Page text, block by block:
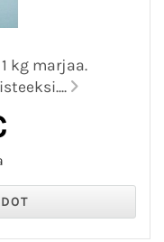
kg marjaa.